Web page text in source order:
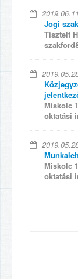
Jogi
Tisztelt
Miskolc
oktatási
Miskolc
oktatási